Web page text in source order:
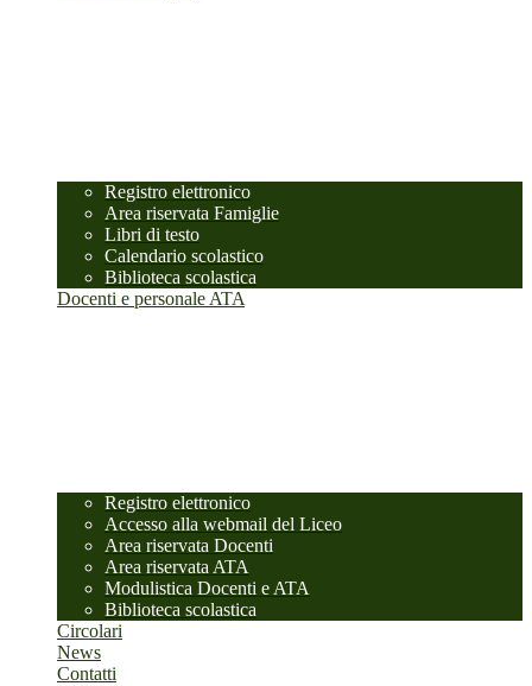
Registro elettronico
Area riservata Famiglie
Libri di testo
Calendario scolastico
Biblioteca scolastica
Docenti e personale ATA
Registro elettronico
Accesso alla webmail del Liceo
Area riservata Docenti
Area riservata ATA
Modulistica Docenti e ATA
Biblioteca scolastica
Circolari
News
Contatti